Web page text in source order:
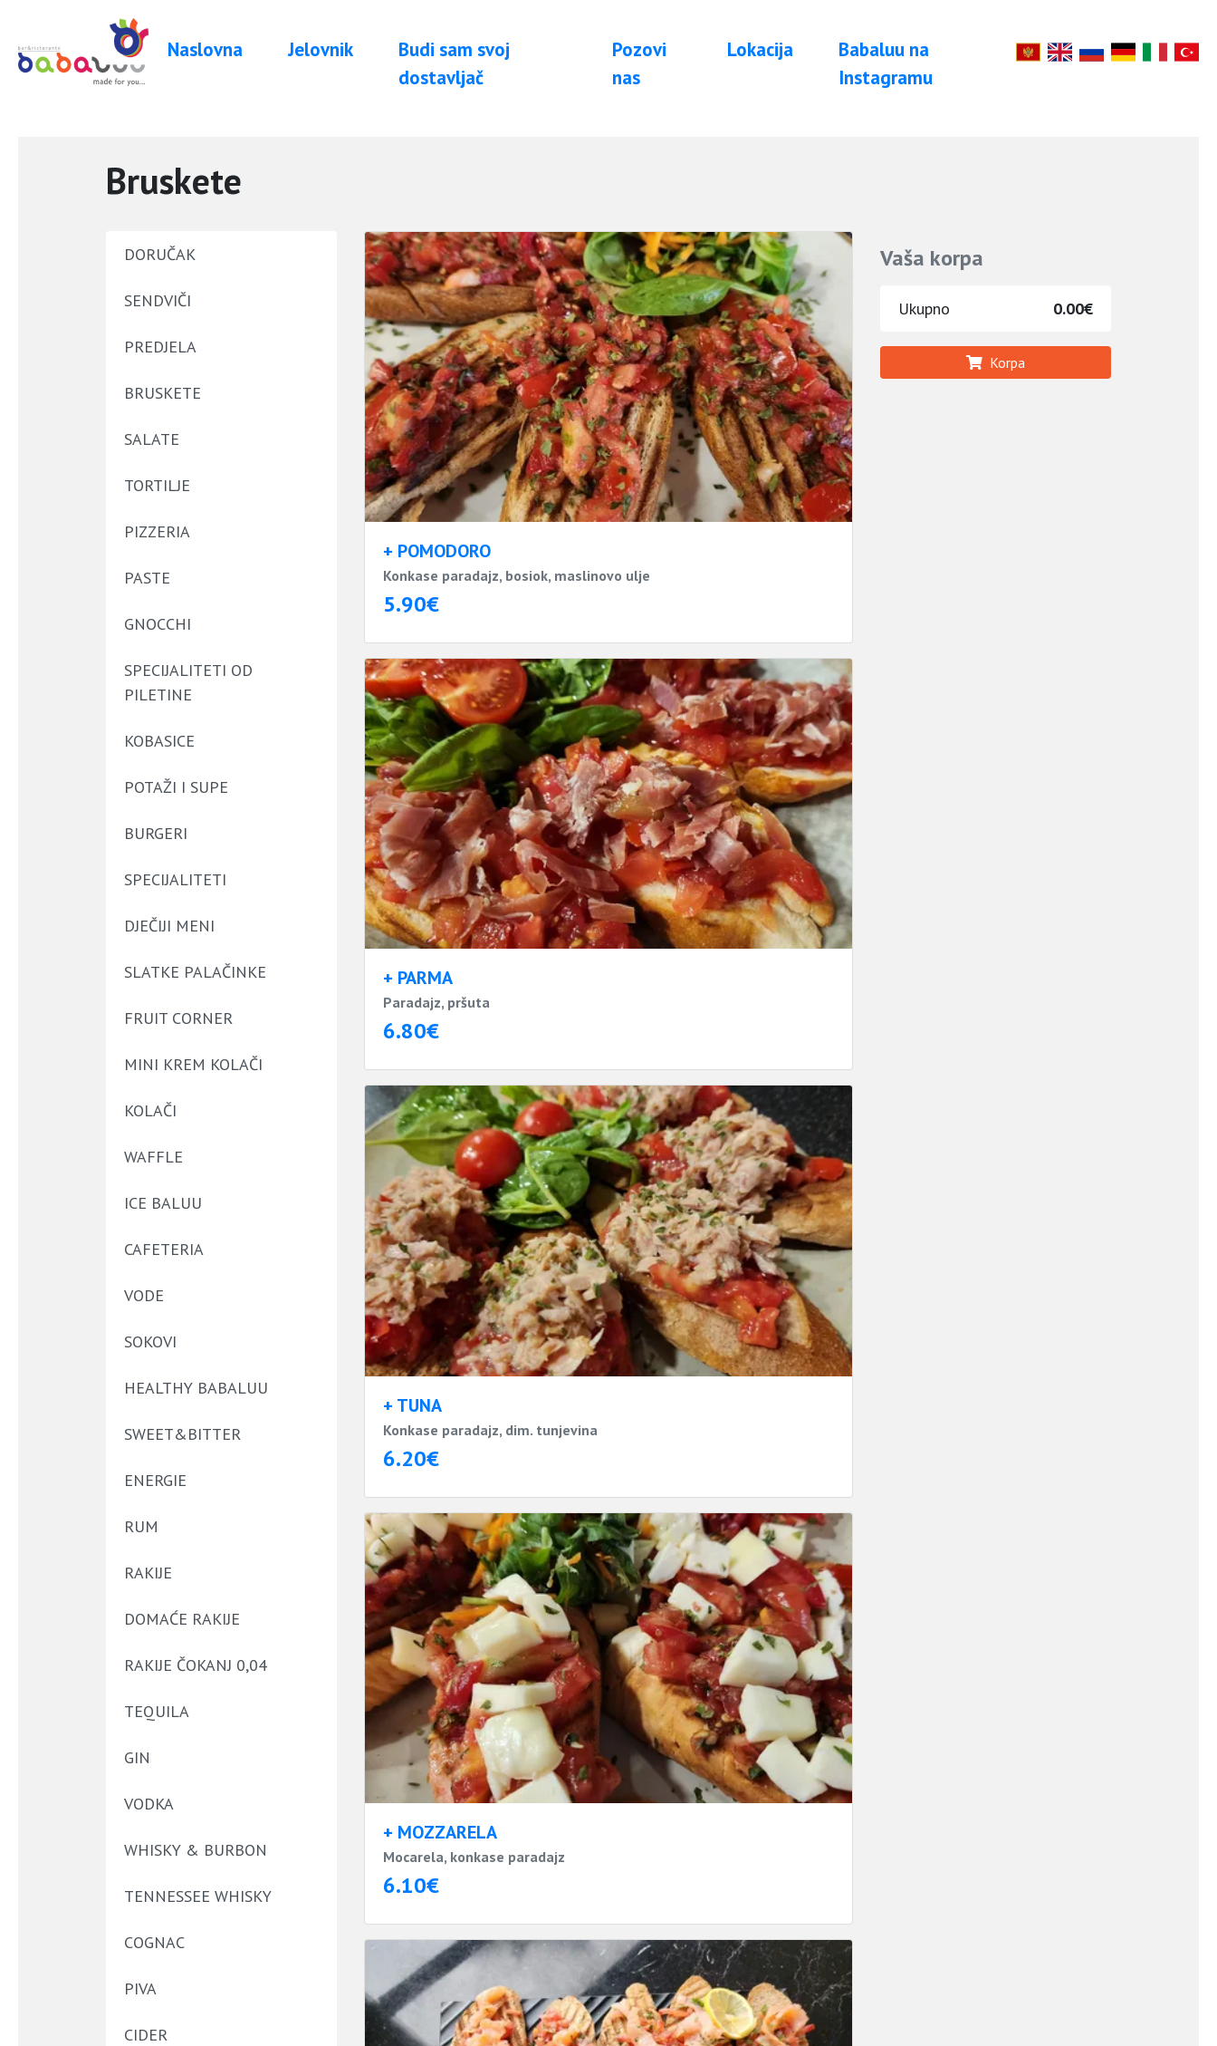
Naslovna Jelovnik
Budi sam svoj
dostavljač
Pozovi
nas
Lokacija
Babaluu na
Instagramu
Bruskete
DORUČAK
SENDVIČI
PREDJELA
BRUSKETE
SALATE
TORTILJE
PIZZERIA
PASTE
GNOCCHI
SPECIJALITETI OD
PILETINE
KOBASICE
POTAŽI I SUPE
BURGERI
SPECIJALITETI
DJEČIJI MENI
SLATKE PALAČINKE
FRUIT CORNER
MINI KREM KOLAČI
KOLAČI
WAFFLE
ICE BALUU
CAFETERIA
VODE
SOKOVI
HEALTHY BABALUU
SWEET&BITTER
ENERGIE
RUM
RAKIJE
DOMAĆE RAKIJE
RAKIJE ČOKANJ 0,04
TEQUILA
GIN
VODKA
WHISKY & BURBON
TENNESSEE WHISKY
COGNAC
PIVA
CIDER
Vaša korpa
Ukupno 0.00€
Korpa
+ POMODORO
Konkase paradajz, bosiok, maslinovo ulje
5.90€
+ PARMA
Paradajz, pršuta
6.80€
+ TUNA
Konkase paradajz, dim. tunjevina
6.20€
+ MOZZARELA
Mocarela, konkase paradajz
6.10€